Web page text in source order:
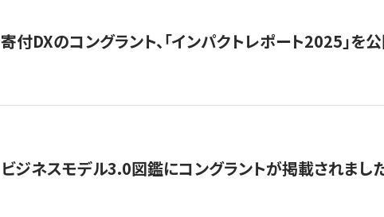
寄付DXのコングラント、「インパクトレポート2025」
ビジネスモデル3.0図鑑にコングラントが掲載されまし